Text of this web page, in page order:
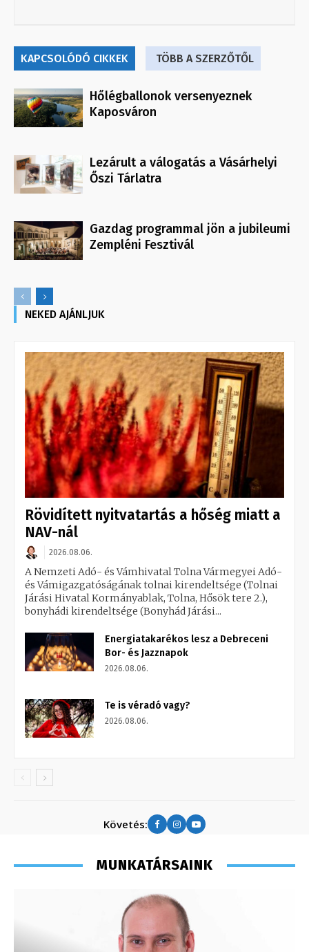
KAPCSOLÓDÓ CIKKEK TÖBB A SZERZŐTŐL
Hőlégballonok versenyeznek
Kaposváron
Lezárult a válogatás a Vásárhelyi
Őszi Tárlatra
Gazdag programmal jön a jubileumi
Zempléni Fesztivál
NEKED AJÁNLJUK
Rövidített nyitvatartás a hőség miatt a
NAV-nál
2026.08.06.
A Nemzeti Adó- és Vámhivatal Tolna Vármegyei Adó-
és Vámigazgatóságának tolnai kirendeltsége (Tolnai
Járási Hivatal Kormányablak, Tolna, Hősök tere 2.),
bonyhádi kirendeltsége (Bonyhád Járási...
Energiatakarékos lesz a Debreceni
Bor- és Jazznapok
2026.08.06.
Te is véradó vagy?
2026.08.06.
Követés:
MUNKATÁRSAINK